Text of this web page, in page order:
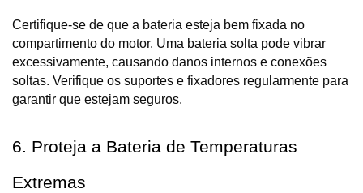
Certifique-se de que a bateria esteja bem fixada no
compartimento do motor. Uma bateria solta pode vibrar
excessivamente, causando danos internos e conexões
soltas. Verifique os suportes e fixadores regularmente para
garantir que estejam seguros.
6. Proteja a Bateria de Temperaturas
Extremas